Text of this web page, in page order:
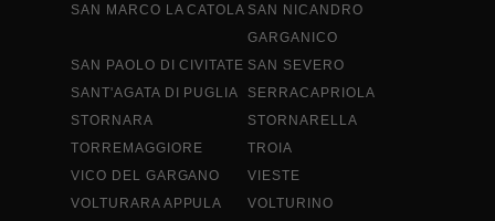
SAN MARCO LA CATOLA SAN NICANDRO
GARGANICO
SAN PAOLO DI CIVITATE SAN SEVERO
SANT'AGATA DI PUGLIA
SERRACAPRIOLA
STORNARA
STORNARELLA
TORREMAGGIORE
TROIA
VICO DEL GARGANO
VIESTE
VOLTURARA APPULA
VOLTURINO